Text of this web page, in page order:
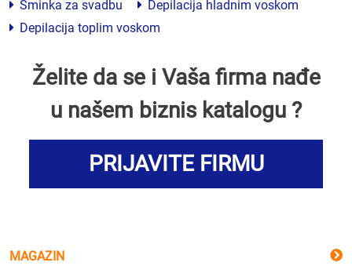
Šminka za svadbu
Depilacija hladnim voskom
Depilacija toplim voskom
Želite da se i Vaša firma nađe
u našem biznis katalogu ?
PRIJAVITE FIRMU
MAGAZIN